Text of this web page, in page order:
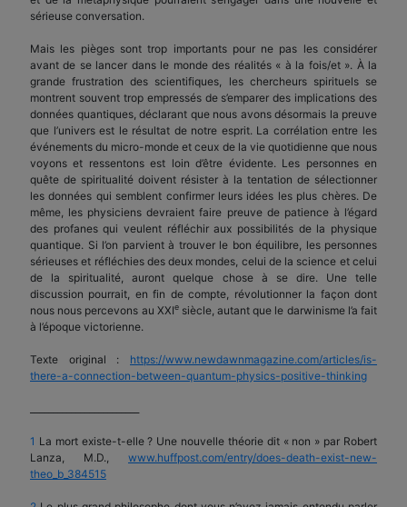
sérieuse conversation.
Mais les pièges sont trop importants pour ne pas les considérer
avant de se lancer dans le monde des réalités « à la fois/et ». À la
grande frustration des scientifiques, les chercheurs spirituels se
montrent souvent trop empressés de s’emparer des implications des
données quantiques, déclarant que nous avons désormais la preuve
que l’univers est le résultat de notre esprit. La corrélation entre les
événements du micro-monde et ceux de la vie quotidienne que nous
voyons et ressentons est loin d’être évidente. Les personnes en
quête de spiritualité doivent résister à la tentation de sélectionner
les données qui semblent confirmer leurs idées les plus chères. De
même, les physiciens devraient faire preuve de patience à l’égard
des profanes qui veulent réfléchir aux possibilités de la physique
quantique. Si l’on parvient à trouver le bon équilibre, les personnes
sérieuses et réfléchies des deux mondes, celui de la science et celui
de la spiritualité, auront quelque chose à se dire. Une telle
discussion pourrait, en fin de compte, révolutionner la façon dont
nous nous percevons au XXIesiècle, autant que le darwinisme l’a fait
à l’époque victorienne.
Texte original : https://www.newdawnmagazine.com/articles/is-
there-a-connection-between-quantum-physics-positive-thinking
1 La mort existe-t-elle ? Une nouvelle théorie dit « non » par Robert
Lanza, M.D., www.huffpost.com/entry/does-death-exist-new-
theo_b_384515